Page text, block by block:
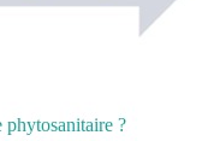
phytosanitaire ?